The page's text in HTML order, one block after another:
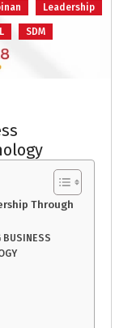
Leadership
SDM
Through
BUSINESS